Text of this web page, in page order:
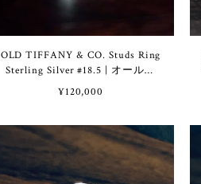
OLD TIFFANY & CO. Studs Ring
Sterling Silver #18.5 | オールド
ティファニー スタッズ リング
スターリング シルバー 18.5号
¥120,000